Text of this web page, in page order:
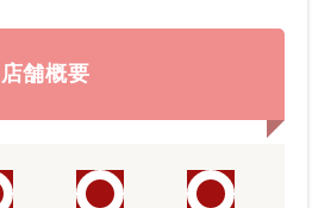
店舗概要